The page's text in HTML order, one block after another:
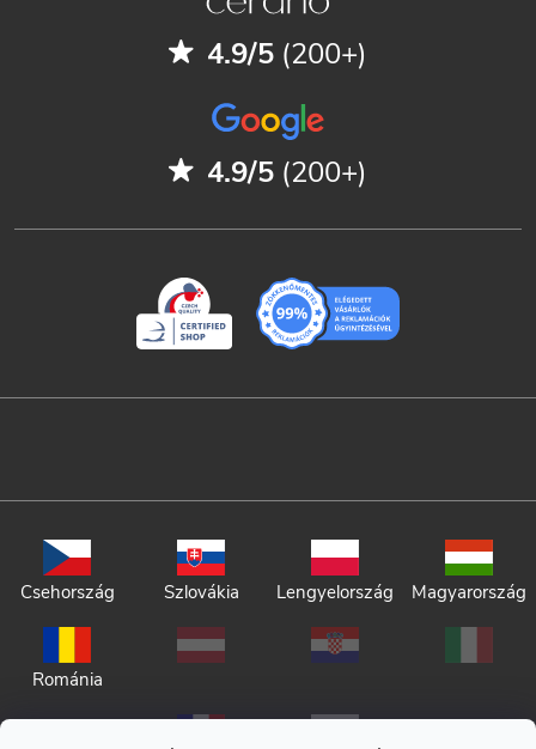
4.9/5 (200+)
4.9/5 (200+)
Csehország Szlovákia Lengyelország Magyarország
Románia